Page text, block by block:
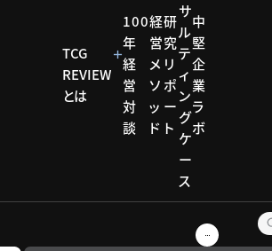
TCG
REVIEW
とは
100
年
経
営
対
談
経
営
メ
ソ
ッ
ド
研
究
リ
ポ
ー
ト
サ
ル
テ
ィ
ン
グ
ケ
ー
ス
中
堅
企
業
ラ
ボ
研究リポート
ヘルスケアビジネス成長戦略研究会
Ｖ字回復を果たした病医院マーケティング
研究リポー
ト
ヘルス
ケアビ